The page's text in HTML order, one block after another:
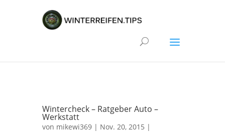
Wintercheck – Ratgeber Auto –
Werkstatt
von mikewi369 | Nov. 20, 2015 |